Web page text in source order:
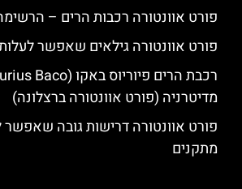
פורט אוונטורה רכבות הרים –
פורט אוונטורה גילאים שאפשר
מדיטרניה (פורט אוונטורה ברצלונה)
פורט אוונטורה דרישות גובה שאפשר
מתקנים